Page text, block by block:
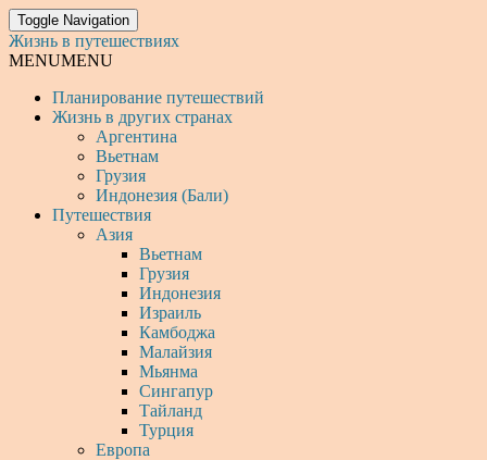
Toggle Navigation
Жизнь в путешествиях
MENUMENU
Планирование путешествий
Жизнь в других странах
Аргентина
Вьетнам
Грузия
Индонезия (Бали)
Путешествия
Азия
Вьетнам
Грузия
Индонезия
Израиль
Камбоджа
Малайзия
Мьянма
Сингапур
Тайланд
Турция
Европа